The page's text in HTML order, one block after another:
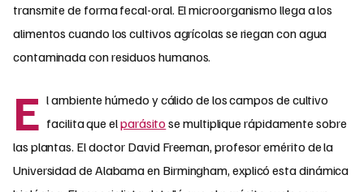
transmite de forma fecal-oral. El microorganismo llega a los
alimentos cuando los cultivos agrícolas se riegan con agua
contaminada con residuos humanos.
E l ambiente húmedo y cálido de los campos de cultivo
facilita que elparásito se multiplique rápidamente sobre
las plantas. El doctor David Freeman, profesor emérito de la
Universidad de Alabama en Birmingham, explicó esta dinámica